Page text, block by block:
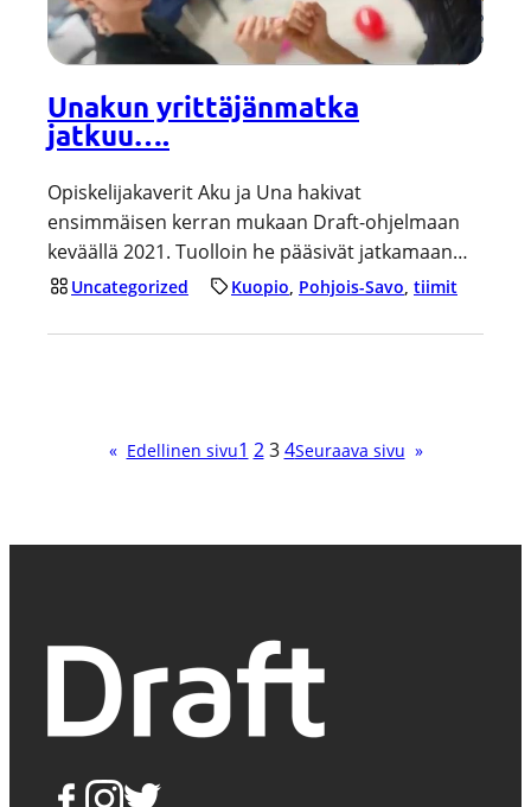
Unakun yrittäjänmatka
jatkuu….
Opiskelijakaverit Aku ja Una hakivat
ensimmäisen kerran mukaan Draft-ohjelmaan
keväällä 2021. Tuolloin he pääsivät jatkamaan…
Uncategorized Kuopio, Pohjois-Savo, tiimit
« Edellinen sivu1 2 3 4Seuraava sivu »